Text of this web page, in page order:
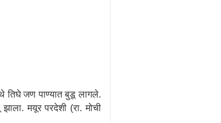
तिघे जण पाण्यात बुडू लागले.
मयूर परदेशी (रा. मोची